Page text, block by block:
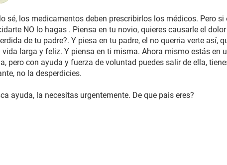
sé, los medicamentos deben prescribirlos los médicos. Pero si
NO lo hagas . Piensa en tu novio, quieres causarle el
de tu padre?. Y piesa en tu padre, el no querria verte así,
vida larga y feliz. Y piensa en ti misma. Ahora mismo estás en
pero con ayuda y fuerza de voluntad puedes salir de ella,
no la desperdicies.
ayuda, la necesitas urgentemente. De que pais eres?